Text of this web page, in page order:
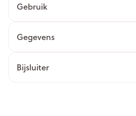
Gebruik
Gegevens
Bijsluiter